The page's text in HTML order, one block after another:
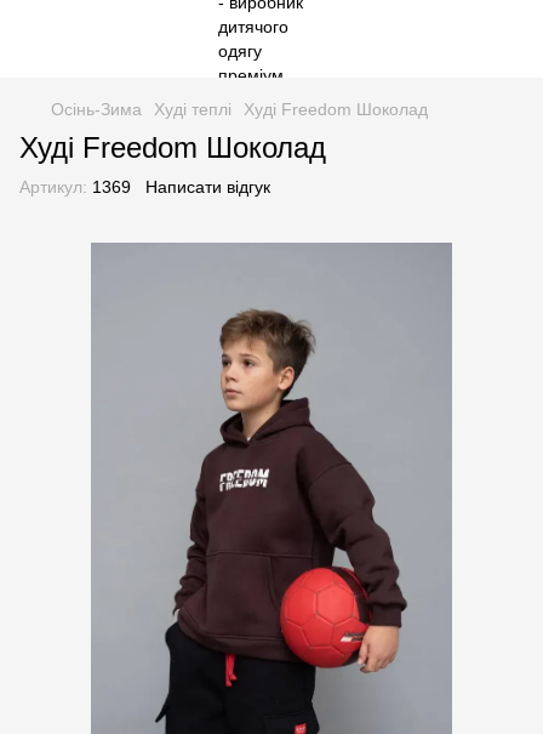
Осінь-Зима Худі теплі Худі Freedom Шоколад
Худі Freedom Шоколад
Артикул: 1369 Написати відгук